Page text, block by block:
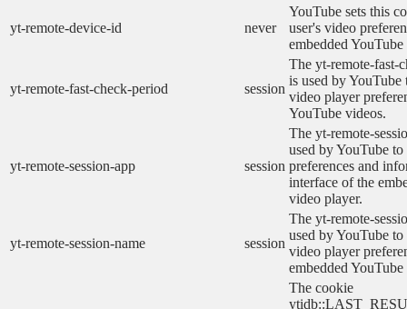
yt-remote-device-id never
YouTube sets this
user's video
embedded
yt-remote-fast-check-period session
The yt-remote-fast-
is used by YouTube
video player
YouTube videos.
yt-remote-session-app session
The yt-remote-
used by YouTube to
preferences and
interface of the
video player.
yt-remote-session-name session
The yt-remote-
used by YouTube to
video player
embedded
The cookie